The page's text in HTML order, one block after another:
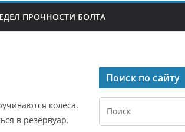
ПРОЧНОСТИ БОЛТА
колеса.
в резервуар.
Поиск по сайту